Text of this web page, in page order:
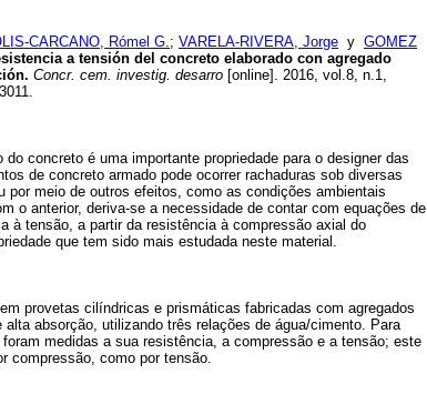
CARCANO, Rómel G.; VARELA-RIVERA, Jorge y GOMEZ
a tensión del concreto elaborado con agregado
Concr. cem. investig. desarro [online]. 2016, vol.8, n.1,
concreto é uma importante propriedade para o designer das
de concreto armado pode ocorrer rachaduras sob diversas
por meio de outros efeitos, como as condições ambientais
o anterior, deriva-se a necessidade de contar com equações de
à tensão, a partir da resistência à compressão axial do
que tem sido mais estudada neste material.
provetas cilíndricas e prismáticas fabricadas com agregados
alta absorção, utilizando três relações de água/cimento. Para
medidas a sua resistência, a compressão e a tensão; este
compressão, como por tensão.